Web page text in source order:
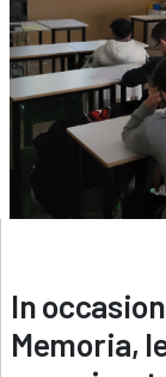
In
Memoria,